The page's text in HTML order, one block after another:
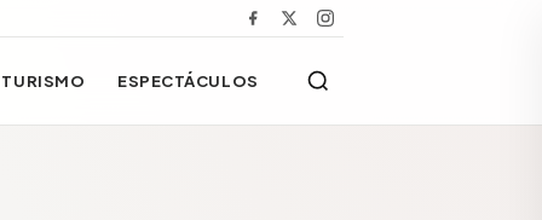
TURISMO ESPECTÁCULOS